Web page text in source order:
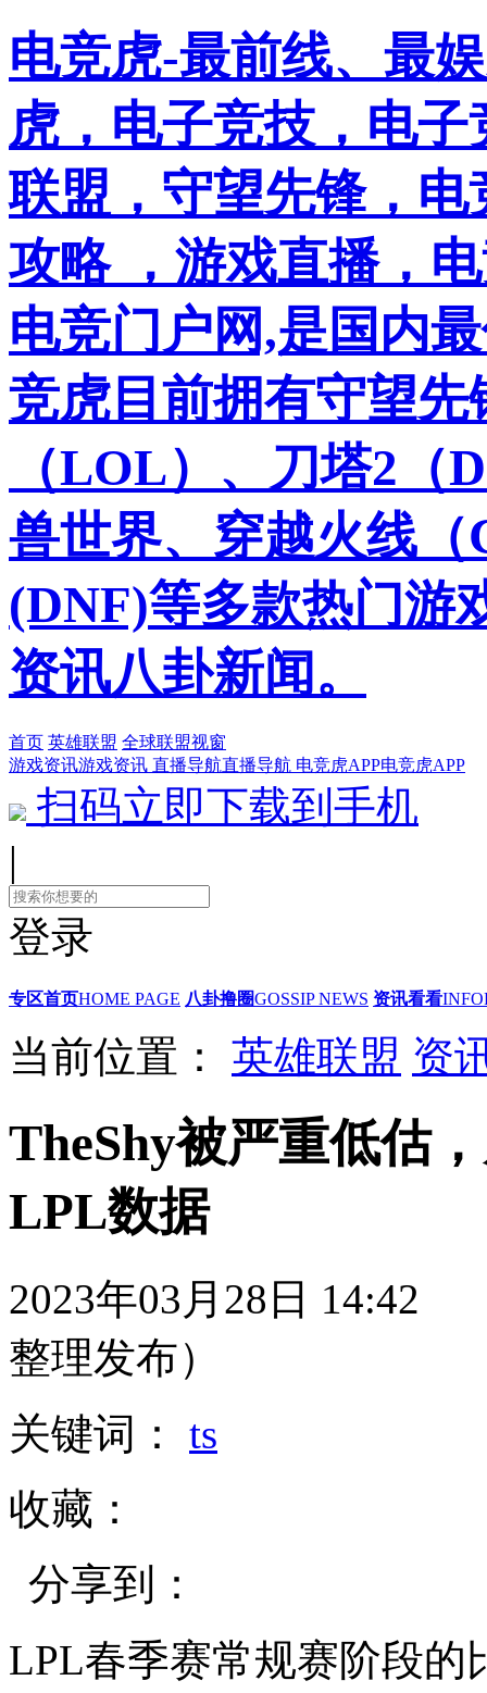
电竞虎-最前线、最
虎，电子竞技，电
联盟，守望先锋，
攻略 ，游戏直播，
电竞门户网,是国内
竞虎目前拥有守望
（LOL）、刀塔2（
兽世界、穿越火线
(DNF)等多款热门游
资讯八卦新闻。
首页 英雄联盟 全球联盟视窗
游戏资讯游戏资讯 直播导航直播导航 电竞虎APP电竞虎APP
扫码立即下载到手机
|
登录
专区首页HOME PAGE 八卦撸圈GOSSIP NEWS 资讯看看
当前位置： 英雄联盟 资
TheShy被严重低估
LPL数据
2023年03月28日
整理发布）
关键词：
ts
收藏：
分享到：
LPL春季赛常规赛阶段的